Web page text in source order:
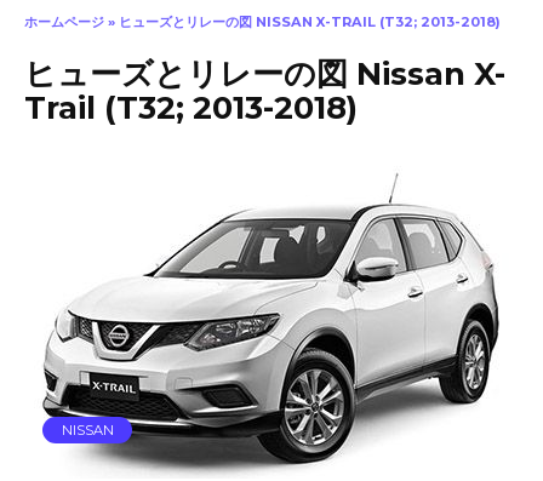
ホームページ » ヒューズとリレーの図 NISSAN X-TRAIL (T32; 2013-2018)
ヒューズとリレーの図 Nissan X-
Trail (T32; 2013-2018)
NISSAN